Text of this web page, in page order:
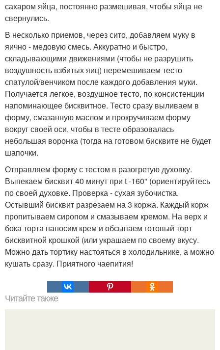
сахаром яйца, постоянно размешивая, чтобы яйца не
свернулись.
В несколько приемов, через сито, добавляем муку в
яично - медовую смесь. Аккуратно и быстро,
складывающими движениями (чтобы не разрушить
воздушность взбитых яиц) перемешиваем тесто
спатулой/венчиком после каждого добавления муки.
Получается легкое, воздушное тесто, по консистенции
напоминающее бисквитное. Тесто сразу выливаем в
форму, смазанную маслом и прокручиваем форму
вокруг своей оси, чтобы в тесте образовалась
небольшая воронка (тогда на готовом бисквите не будет
шапочки.
Отправляем форму с тестом в разогретую духовку.
Выпекаем бисквит 40 минут при t -160" (ориентируйтесь
по своей духовке. Проверка - сухая зубочистка.
Остывший бисквит разрезаем на 3 коржа. Каждый корж
пропитываем сиропом и смазываем кремом. На верх и
бока торта наносим крем и обсыпаем готовый торт
бисквитной крошкой (или украшаем по своему вкусу.
Можно дать тортику настояться в холодильнике, а можно
кушать сразу. Приятного чаепития!
Читайте также